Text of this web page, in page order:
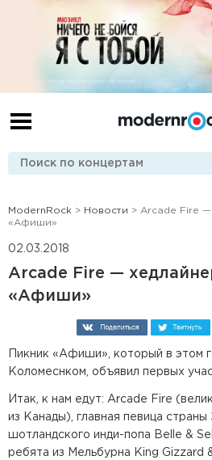
ModernRock > Новости > Arcade Fire
«Афиши»
02.03.2018
Arcade Fire —
«Афиши»
Пикник «Афиши», который в этом
Коломеснком, объявил первых
Итак, к нам едут: Arcade Fire
из Канады), главная певица
шотландского инди-попа Belle &
ребята из Мельбурна King Gizzard